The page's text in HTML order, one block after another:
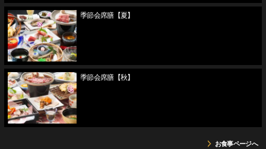
季節会席膳【夏】
季節会席膳【秋】
お食事ページへ